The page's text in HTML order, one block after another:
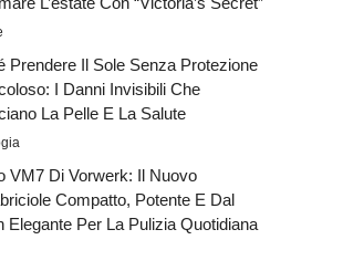
Prendere Il Sole Senza Protezione
I Danni Invisibili Che
La Pelle E La Salute
VM7 Di Vorwerk: Il Nuovo
Compatto, Potente E Dal
Elegante Per La Pulizia Quotidiana